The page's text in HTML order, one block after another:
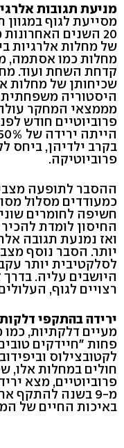
מניעת תגובות
מסייעת לגוף
20 השנים
של מחלות אלרגיות
מחלות כמו אסתמה,
קדחת השחת ועוד.
שכיחותן של מחלות
היסטוריה משפחתית
מממצאי המחקר
בקרב ילדיהן, ביחס
פרוביוטיקה.
ההסבר לתופעה
כמעודדים מסלול
חשיפה לחומרים
החיסון לומדת
ואז נמנעת תגובה
יותר. הסבר נוסף
לסלקטיבית יותר
היושבים עליה. בדרך
רצויים לגוף,
ירידה בהתקפי
מעיים דלקתיות, כמו
פחות "חיידקים
לקטובצילוס
חולים במחלות אלו,
פרוביוטיים, מצא
מ-9 בשנה להתקף
באיכות החיים של